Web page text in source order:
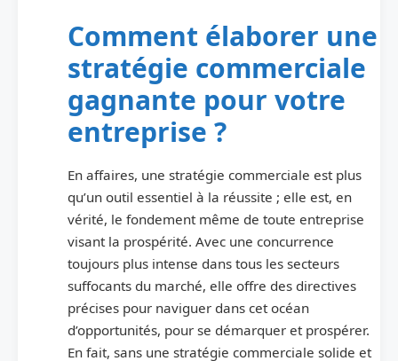
Comment élaborer une
stratégie commerciale
gagnante pour votre
entreprise ?
En affaires, une stratégie commerciale est plus
qu’un outil essentiel à la réussite ; elle est, en
vérité, le fondement même de toute entreprise
visant la prospérité. Avec une concurrence
toujours plus intense dans tous les secteurs
suffocants du marché, elle offre des directives
précises pour naviguer dans cet océan
d’opportunités, pour se démarquer et prospérer.
En fait, sans une stratégie commerciale solide et